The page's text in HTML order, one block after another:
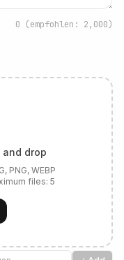
0 (empfohlen: 2,000)
drop
PNG, WEBP
files: 5